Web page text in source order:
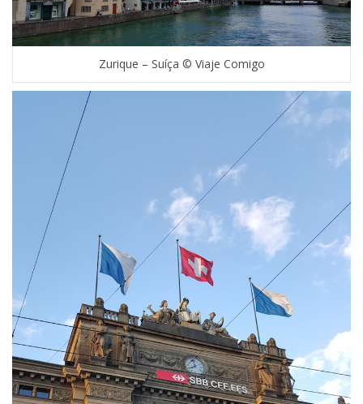
Zurique – Suíça © Viaje Comigo